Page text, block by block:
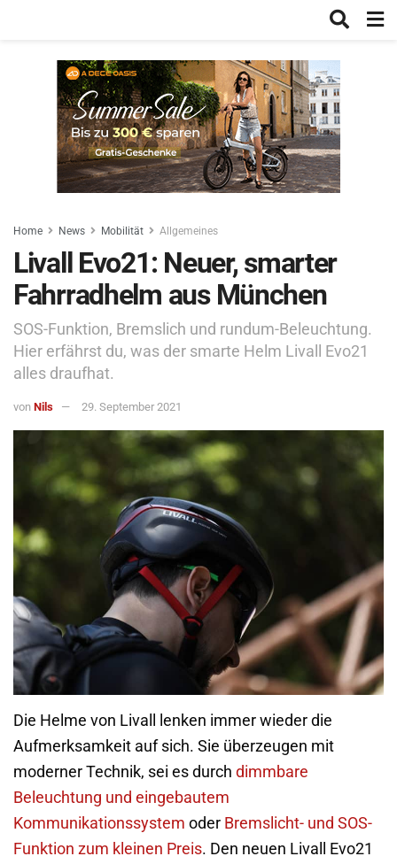
Home News Mobilität Allgemeines
Livall Evo21: Neuer, smarter
Fahrradhelm aus München
SOS-Funktion, Bremslich und rundum-Beleuchtung.
Hier erfährst du, was der smarte Helm Livall Evo21
alles draufhat.
von Nils 29. September 2021
Die Helme von Livall lenken immer wieder die
Aufmerksamkeit auf sich. Sie überzeugen mit
moderner Technik, sei es durch dimmbare
Beleuchtung und eingebautem
Kommunikationssystem oder Bremslicht- und SOS-
Funktion zum kleinen Preis. Den neuen Livall Evo21